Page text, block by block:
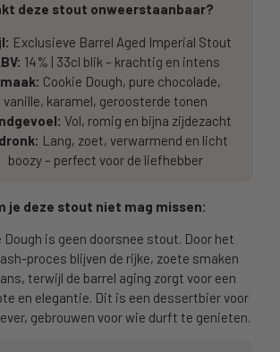
deze stout onweerstaanbaar?
Exclusieve Barrel Aged Imperial Stout
14% | 33cl blik – krachtig en intens
Cookie Dough, pure chocolade,
vanille, karamel, geroosterde tonen
Vol, romig en bijna zijdezacht
Lang, zoet, verwarmend en licht
boozy – perfect voor de liefhebber
je deze stout niet mag missen:
Dough is geen doorsnee stout. Door het
proces blijven de rijke, zoete smaken
terwijl de barrel aging zorgt voor een
en elegantie. Dit is een dessertbier voor
gebrouwen voor wie durft te genieten.